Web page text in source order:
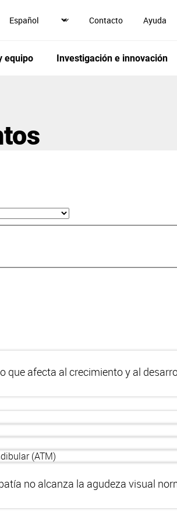
Contacto Ayuda
equipo Investigación e innovación
afecta al crecimiento y al
(ATM)
no alcanza la agudeza visual